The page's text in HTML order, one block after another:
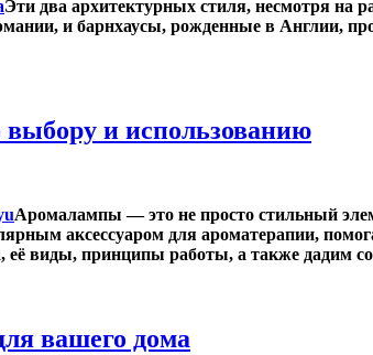
Эти два архитектурных стиля, несмотря на
и барнхаусы, рожденные в Англии,
и использованию
Аромалампы — это не просто стильный
аксессуаром для ароматерапии,
её виды, принципы работы, а также дадим
вашего дома